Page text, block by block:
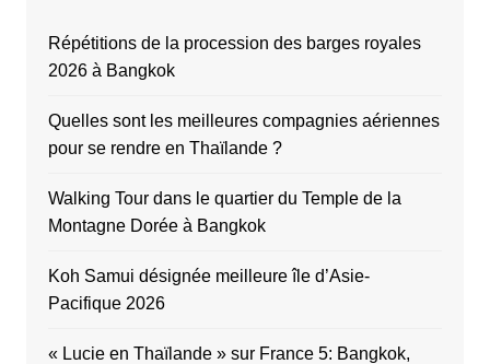
Répétitions de la procession des barges royales
2026 à Bangkok
Quelles sont les meilleures compagnies aériennes
pour se rendre en Thaïlande ?
Walking Tour dans le quartier du Temple de la
Montagne Dorée à Bangkok
Koh Samui désignée meilleure île d’Asie-
Pacifique 2026
« Lucie en Thaïlande » sur France 5: Bangkok,